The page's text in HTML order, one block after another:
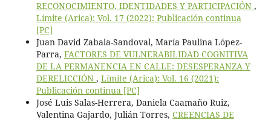
RECONOCIMIENTO, IDENTIDADES Y PARTICIPACIÓN ,
Límite (Arica): Vol. 17 (2022): Publicación continua
[PC]
Juan David Zabala-Sandoval, María Paulina López-
Parra, FACTORES DE VULNERABILIDAD COGNITIVA
DE LA PERMANENCIA EN CALLE: DESESPERANZA Y
DERELICCIÓN , Límite (Arica): Vol. 16 (2021):
Publicación continua [PC]
José Luis Salas-Herrera, Daniela Caamaño Ruiz,
Valentina Gajardo, Julián Torres, CREENCIAS DE